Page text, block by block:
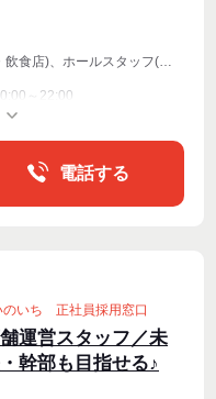
スタッフ(配膳)、キッチンスタッフ
～22:00
電話する
のいち 正社員採用窓口
運営スタッフ／未
幹部も目指せる♪